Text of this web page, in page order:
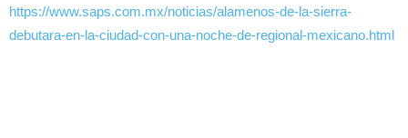
https://www.saps.com.mx/noticias/alamenos-de-la-sierra-
debutara-en-la-ciudad-con-una-noche-de-regional-mexicano.html